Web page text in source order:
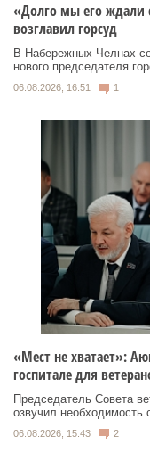
«Долго мы его ждали
возглавил горсуд
В Набережных Челнах
нового председателя
06.08.2026, 16:51 1
«Мест не хватает»:
госпитале для
Председатель Совета
озвучил необходимость
06.08.2026, 15:43 2